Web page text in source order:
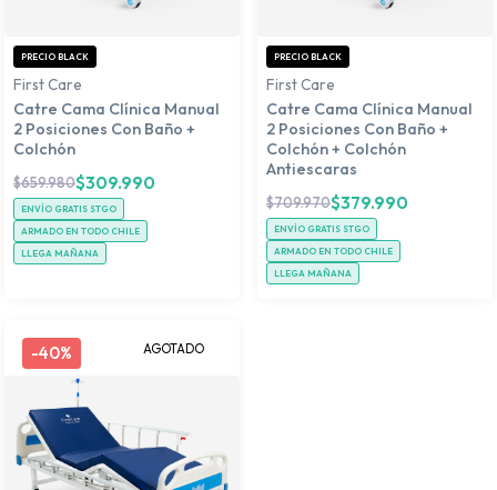
PRECIO BLACK
First Care
Catre Cama Clínica Manual
2 Posiciones Con Baño +
Colchón
$659.980$309.990
ENVÍO GRATIS STGO
ARMADO EN TODO CHILE
LLEGA MAÑANA
PRECIO BLACK
First Care
Catre Cama Clínica Manual
2 Posiciones Con Baño +
Colchón + Colchón
Antiescaras
$709.970$379.990
ENVÍO GRATIS STGO
ARMADO EN TODO CHILE
LLEGA MAÑANA
-40% AGOTADO